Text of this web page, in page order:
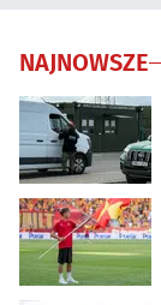
NAJNOWSZE